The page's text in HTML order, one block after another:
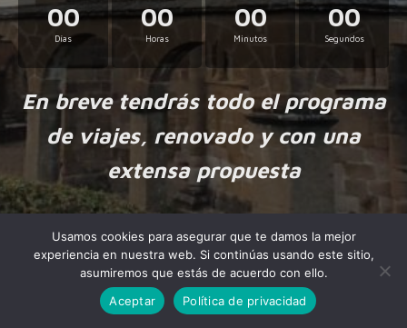
00
Días
00
Horas
00
Minutos
00
Segundos
En breve tendrás todo el programa
de viajes, renovado y con una
extensa propuesta
Made byNiteoThemeswith love.
Usamos cookies para asegurar que te damos la mejor
experiencia en nuestra web. Si continúas usando este sitio,
asumiremos que estás de acuerdo con ello.
Aceptar
Política de privacidad